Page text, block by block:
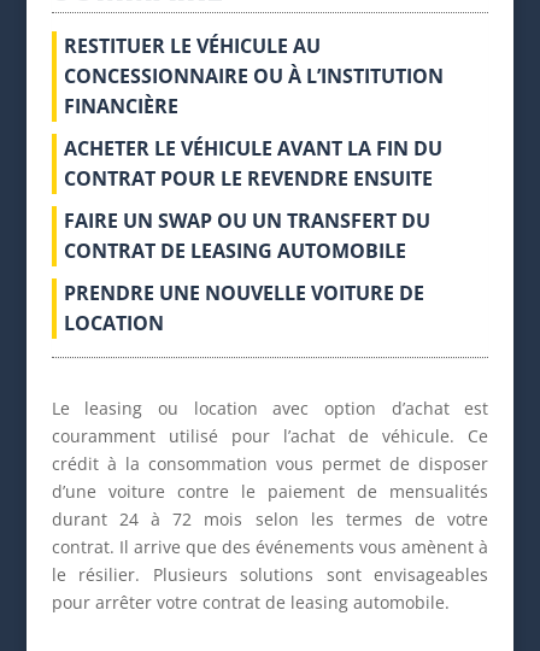
RESTITUER LE VÉHICULE AU
CONCESSIONNAIRE OU À L’INSTITUTION
FINANCIÈRE
ACHETER LE VÉHICULE AVANT LA FIN DU
CONTRAT POUR LE REVENDRE ENSUITE
FAIRE UN SWAP OU UN TRANSFERT DU
CONTRAT DE LEASING AUTOMOBILE
PRENDRE UNE NOUVELLE VOITURE DE
LOCATION
Le leasing ou location avec option d’achat est
couramment utilisé pour l’achat de véhicule. Ce
crédit à la consommation vous permet de disposer
d’une voiture contre le paiement de mensualités
durant 24 à 72 mois selon les termes de votre
contrat. Il arrive que des événements vous amènent à
le résilier. Plusieurs solutions sont envisageables
pour arrêter votre contrat de leasing automobile.